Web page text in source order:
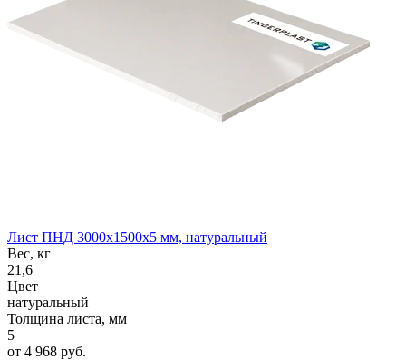
Лист ПНД 3000x1500x5 мм, натуральный
Вес, кг
21,6
Цвет
натуральный
Толщина листа, мм
5
от 4 968 руб.